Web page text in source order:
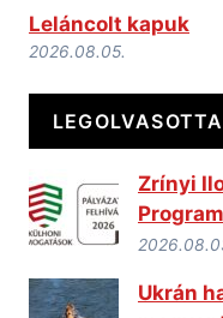
Leláncolt kapuk
2026.08.05.
Zrínyi
Ukrán